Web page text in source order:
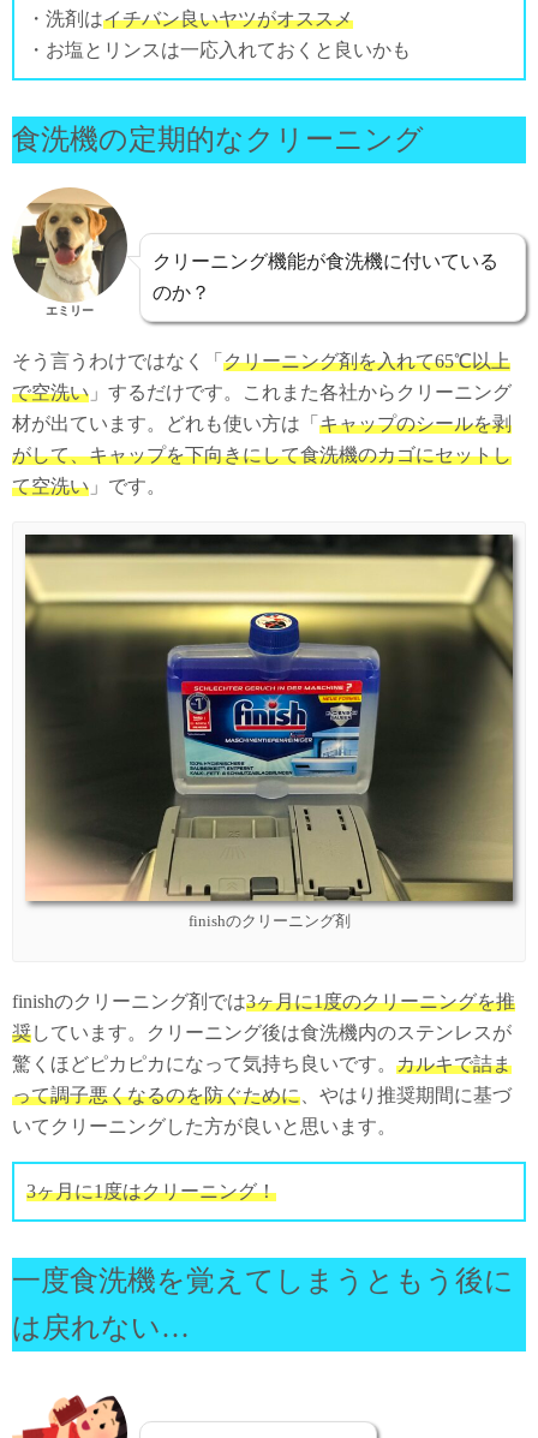
・洗剤はイチバン良いヤツがオススメ
・お塩とリンスは一応入れておくと良いかも
食洗機の定期的なクリーニング
エミリー
クリーニング機能が食洗機に付いている
のか？
そう言うわけではなく「 クリーニング剤を入れて65℃以上
で空洗い 」するだけです。これまた各社からクリーニング
材が出ています。どれも使い方は「 キャップのシールを剥
がして、キャップを下向きにして食洗機のカゴにセットし
て空洗い 」です。
finishのクリーニング剤
finishのクリーニング剤では3ヶ月に1度のクリーニングを推
奨しています。クリーニング後は食洗機内のステンレスが
驚くほどピカピカになって気持ち良いです。 カルキで詰ま
って調子悪くなるのを防ぐために 、やはり推奨期間に基づ
いてクリーニングした方が良いと思います。
3ヶ月に1度はクリーニング！
一度食洗機を覚えてしまうともう後に
は戻れない…